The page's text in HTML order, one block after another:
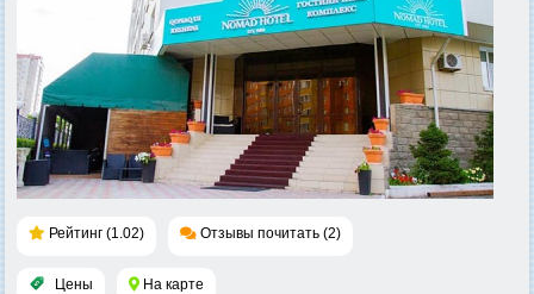
Рейтинг (1.02) Отзывы почитать (2)
Цены На карте